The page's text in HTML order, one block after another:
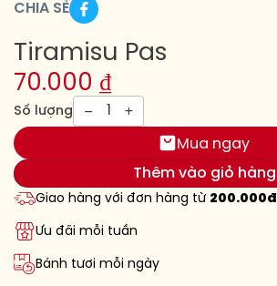
CHIA SẺ
Tiramisu Pas
70.000 ₫
Số lượng 1
Mua ngay
Thêm vào giỏ hàng
Giao hàng với đơn hàng từ 200.000đ
Ưu đãi mỗi tuần
Bánh tươi mỗi ngày